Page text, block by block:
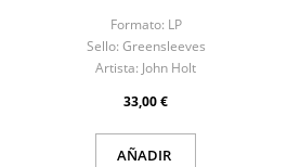
Formato: LP
Sello: Greensleeves
Artista: John Holt
33,00 €
AÑADIR